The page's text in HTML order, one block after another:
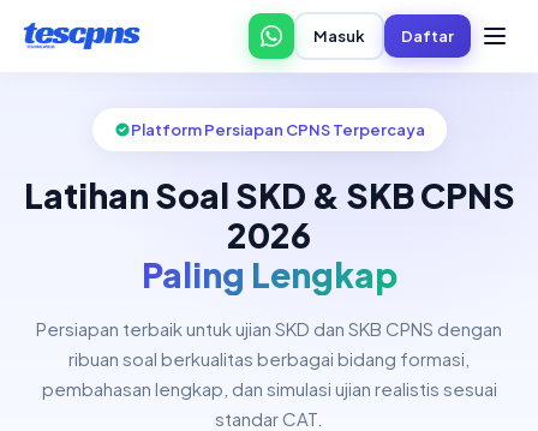
Masuk Daftar
Platform Persiapan CPNS Terpercaya
Latihan Soal SKD & SKB CPNS
2026
Paling Lengkap
Persiapan terbaik untuk ujian SKD dan SKB CPNS dengan
ribuan soal berkualitas berbagai bidang formasi,
pembahasan lengkap, dan simulasi ujian realistis sesuai
standar CAT.